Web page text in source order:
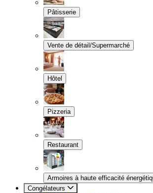
Pâtisserie
Vente de détail/Supermarché
Hôtel
Pizzeria
Restaurant
Armoires à haute efficacité
Congélateurs